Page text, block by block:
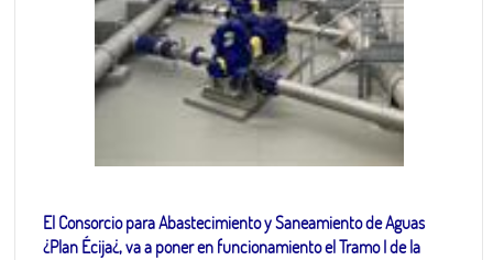
El Consorcio para Abastecimiento y Saneamiento de Aguas
¿Plan Écija¿, va a poner en funcionamiento el Tramo I de la